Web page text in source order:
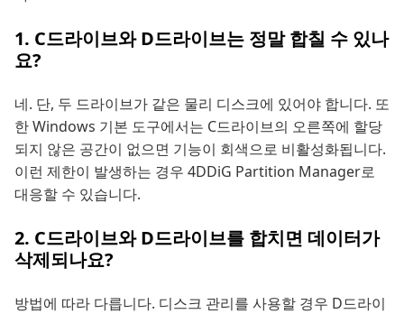
1. C드라이브와 D드라이브는 정말 합칠 수 있나
요?
네. 단, 두 드라이브가 같은 물리 디스크에 있어야 합니다. 또
한 Windows 기본 도구에서는 C드라이브의 오른쪽에 할당
되지 않은 공간이 없으면 기능이 회색으로 비활성화됩니다.
이런 제한이 발생하는 경우 4DDiG Partition Manager로
대응할 수 있습니다.
2. C드라이브와 D드라이브를 합치면 데이터가
삭제되나요?
방법에 따라 다릅니다. 디스크 관리를 사용할 경우 D드라이